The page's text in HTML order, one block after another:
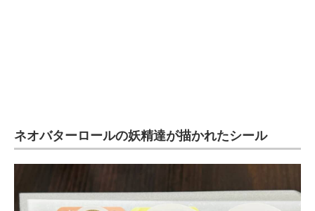
ちょっと気になるネットの話題
ネオバターロールの妖精達が描かれたシール